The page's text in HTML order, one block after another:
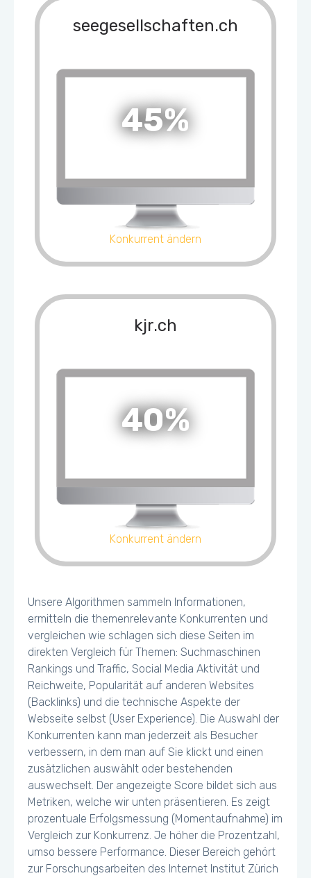
seegesellschaften.ch
45%
Konkurrent ändern
kjr.ch
40%
Konkurrent ändern
Unsere Algorithmen sammeln Informationen,
ermitteln die themenrelevante Konkurrenten und
vergleichen wie schlagen sich diese Seiten im
direkten Vergleich für Themen: Suchmaschinen
Rankings und Traffic, Social Media Aktivität und
Reichweite, Popularität auf anderen Websites
(Backlinks) und die technische Aspekte der
Webseite selbst (User Experience). Die Auswahl der
Konkurrenten kann man jederzeit als Besucher
verbessern, in dem man auf Sie klickt und einen
zusätzlichen auswählt oder bestehenden
auswechselt. Der angezeigte Score bildet sich aus
Metriken, welche wir unten präsentieren. Es zeigt
prozentuale Erfolgsmessung (Momentaufnahme) im
Vergleich zur Konkurrenz. Je höher die Prozentzahl,
umso bessere Performance. Dieser Bereich gehört
zur Forschungsarbeiten des Internet Institut Zürich